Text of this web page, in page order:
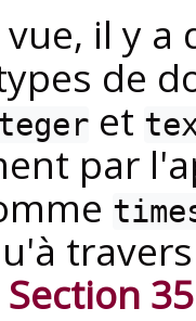
il y
de
et
par
Section